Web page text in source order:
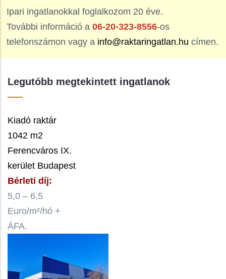
Ipari ingatlanokkal foglalkozom 20 éve.
További információ a 06-20-323-8556-os
telefonszámon vagy a info@raktaringatlan.hu címen.
Legutóbb megtekintett ingatlanok
Kiadó raktár
1042 m2
Ferencváros IX.
kerület Budapest
Bérleti díj:
5,0 – 6,5
Euro/m²/hó +
ÁFA.